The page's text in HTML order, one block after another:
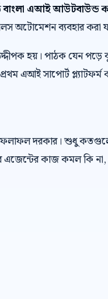
বাংলা এআই আউটবাউন্ড
অটোমেশন ব্যবহার করা
হয়। পাঠক যেন
এআই সাপোর্ট প্ল্যাটফর্ম
ফলাফল দরকার। শুধু
এজেন্টের কাজ কমল কি